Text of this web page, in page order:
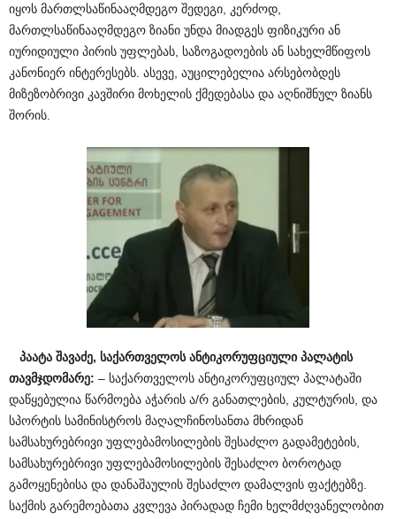
იყოს მართლსაწინააღმდეგო შედეგი, კერძოდ,
მართლსაწინააღმდეგო ზიანი უნდა მიადგეს ფიზიკური ან
იურიდიული პირის უფლებას, საზოგადოების ან სახელმწიფოს
კანონიერ ინტერესებს. ასევე, აუცილებელია არსებობდეს
მიზეზობრივი კავშირი მოხელის ქმედებასა და აღნიშნულ ზიანს
შორის.
პაატა შავაძე, საქართველოს ანტიკორუფციული პალატის
თავმჯდომარე: – საქართველოს ანტიკორუფციულ პალატაში
დაწყებულია წარმოება აჭარის ა/რ განათლების, კულტურის, და
სპორტის სამინისტროს მაღალჩინოსანთა მხრიდან
სამსახურებრივი უფლებამოსილების შესაძლო გადამეტების,
სამსახურებრივი უფლებამოსილების შესაძლო ბოროტად
გამოყენებისა და დანაშაულის შესაძლო დამალვის ფაქტებზე.
საქმის გარემოებათა კვლევა პირადად ჩემი ხელმძღვანელობით